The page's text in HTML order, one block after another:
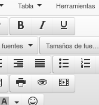
Tabla Herramientas
fuentes Tamaños de fuente